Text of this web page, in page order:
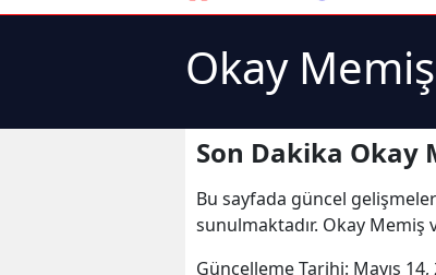
Okay
Son Dakika Okay
Bu sayfada güncel
sunulmaktadır. Okay
Güncelleme Tarihi: Mayıs